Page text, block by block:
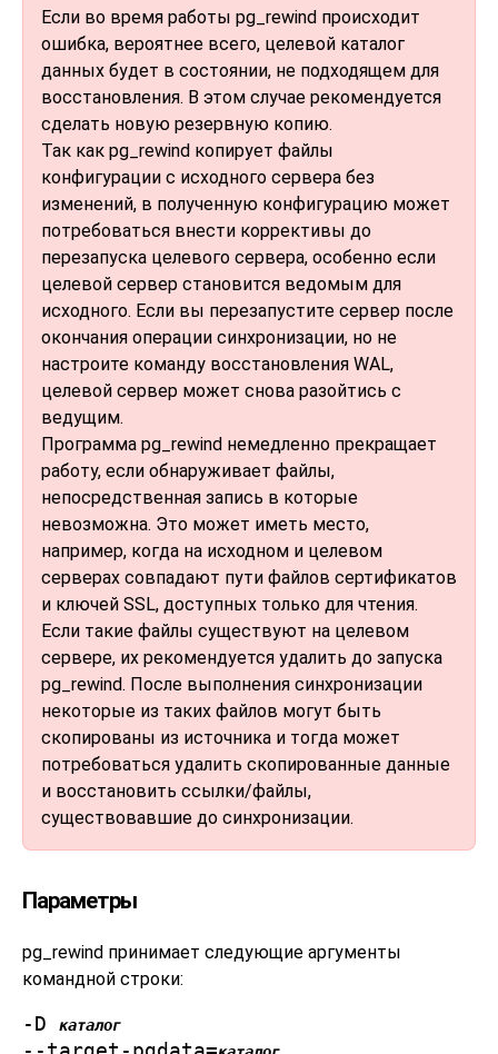
Если во время работы pg_rewind происходит
ошибка, вероятнее всего, целевой каталог
данных будет в состоянии, не подходящем для
восстановления. В этом случае рекомендуется
сделать новую резервную копию.
Так как pg_rewind копирует файлы
конфигурации с исходного сервера без
изменений, в полученную конфигурацию может
потребоваться внести коррективы до
перезапуска целевого сервера, особенно если
целевой сервер становится ведомым для
исходного. Если вы перезапустите сервер после
окончания операции синхронизации, но не
настроите команду восстановления WAL,
целевой сервер может снова разойтись с
ведущим.
Программа pg_rewind немедленно прекращает
работу, если обнаруживает файлы,
непосредственная запись в которые
невозможна. Это может иметь место,
например, когда на исходном и целевом
серверах совпадают пути файлов сертификатов
и ключей SSL, доступных только для чтения.
Если такие файлы существуют на целевом
сервере, их рекомендуется удалить до запуска
pg_rewind. После выполнения синхронизации
некоторые из таких файлов могут быть
скопированы из источника и тогда может
потребоваться удалить скопированные данные
и восстановить ссылки/файлы,
существовавшие до синхронизации.
Параметры
pg_rewind принимает следующие аргументы
командной строки:
-D каталог